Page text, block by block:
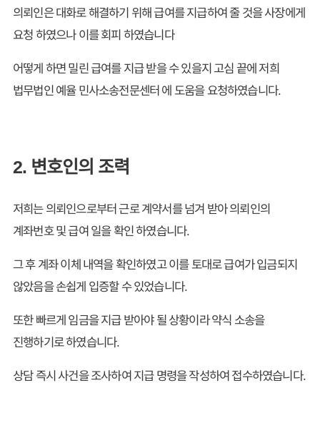
의뢰인은 대화로 해결하기 위해 급여를 지급하여 줄 것을 사장에게
요청 하였으나 이를 회피 하였습니다
어떻게 하면 밀린 급여를 지급 받을 수 있을지 고심 끝에 저희
법무법인 예율 민사소송전문센터 에 도움을 요청하였습니다.
2. 변호인의 조력
저희는 의뢰인으로부터 근로 계약서를 넘겨 받아 의뢰인의
계좌번호 및 급여 일을 확인 하였습니다.
그 후 계좌 이체 내역을 확인하였고 이를 토대로 급여가 입금되지
않았음을 손쉽게 입증할 수 있었습니다.
또한 빠르게 임금을 지급 받아야 될 상황이라 약식 소송을
진행하기로 하였습니다.
상담 즉시 사건을 조사하여 지급 명령을 작성하여 접수하였습니다.